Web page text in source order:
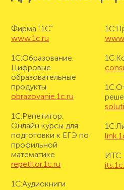
Фирма "1С"
www.1c.ru
1С:Образование.
Цифровые
образовательные
продукты
obrazovanie.1c.ru
1С:Репетитор.
Онлайн курсы для
подготовки к ЕГЭ по
профильной
математике
repetitor.1c.ru
1С:Аудиокниги
ИТС